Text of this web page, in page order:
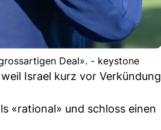
Deal». - keystone
weil Israel kurz vor Verkündung
«rational» und schloss einen